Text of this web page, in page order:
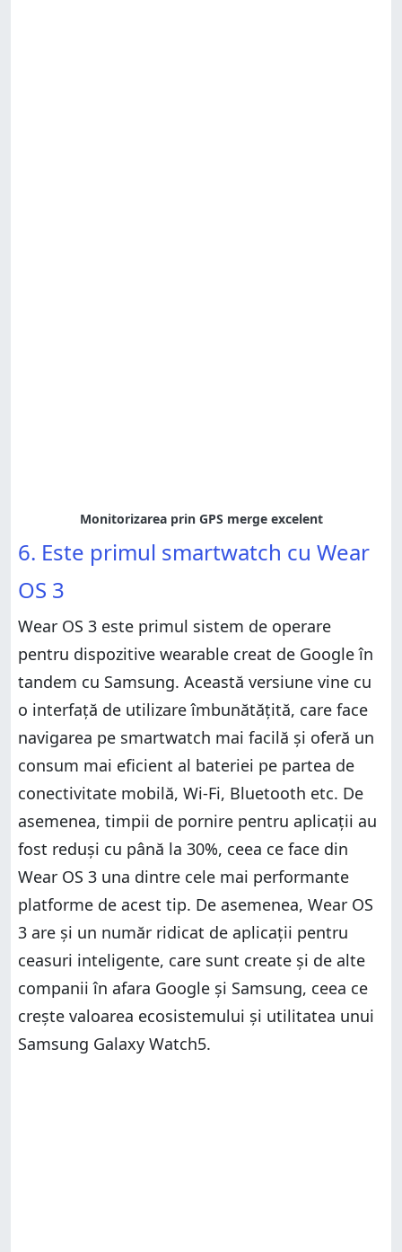
6. Este primul smartwatch cu Wear
OS 3
Wear OS 3 este primul sistem de operare
pentru dispozitive wearable creat de Google în
tandem cu Samsung. Această versiune vine cu
o interfață de utilizare îmbunătățită, care face
navigarea pe smartwatch mai facilă și oferă un
consum mai eficient al bateriei pe partea de
conectivitate mobilă, Wi-Fi, Bluetooth etc. De
asemenea, timpii de pornire pentru aplicații au
fost reduși cu până la 30%, ceea ce face din
Wear OS 3 una dintre cele mai performante
platforme de acest tip. De asemenea, Wear OS
3 are și un număr ridicat de aplicații pentru
ceasuri inteligente, care sunt create și de alte
companii în afara Google și Samsung, ceea ce
crește valoarea ecosistemului și utilitatea unui
Samsung Galaxy Watch5.